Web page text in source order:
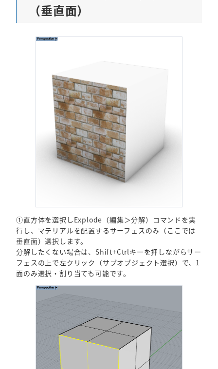
（垂直面）
①直方体を選択しExplode（編集＞分解）コマンドを実
行し、マテリアルを配置するサーフェスのみ（ここでは
垂直面）選択します。
分解したくない場合は、Shift+Ctrlキーを押しながらサー
フェスの上で左クリック（サブオブジェクト選択）で、1
面のみ選択・割り当ても可能です。